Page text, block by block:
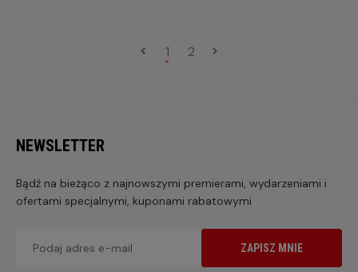
1 2
NEWSLETTER
Bądź na bieżąco z najnowszymi premierami, wydarzeniami i
ofertami specjalnymi, kuponami rabatowymi
ZAPISZ MNIE